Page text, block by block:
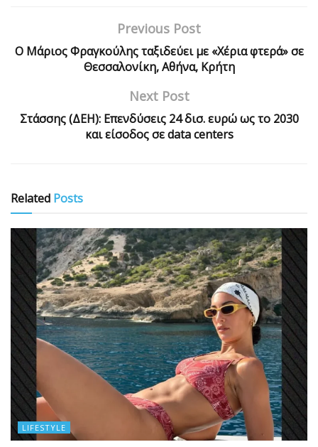
Previous Post
Ο Μάριος Φραγκούλης ταξιδεύει με «Χέρια φτερά» σε
Θεσσαλονίκη, Αθήνα, Κρήτη
Next Post
Στάσσης (ΔΕΗ): Επενδύσεις 24 δισ. ευρώ ως το 2030
και είσοδος σε data centers
Related Posts
LIFESTYLE